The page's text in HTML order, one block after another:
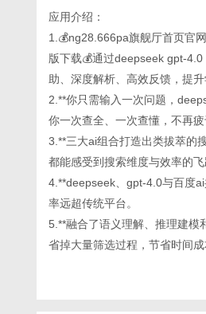
应用介绍：
1.💰ng28.666pa旗舰厅首页官
版下载💰通过deepseek gpt-
助、深度解析、高效反馈，提
2.**你只需输入一次问题，
你一次查全、一次查懂，不再
3.**三大ai组合打造出类拔萃的
都能感受到搜索维度与效率的
4.**deepseek、gpt-4.0与百度
率远超传统平台。
5.**融合了语义理解、推理建
省掉大量筛选过程，节省时间